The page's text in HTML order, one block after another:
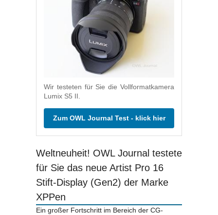
Wir testeten für Sie die Vollformatkamera
Lumix S5 II.
Zum OWL Journal Test - klick hier
Weltneuheit! OWL Journal testete
für Sie das neue Artist Pro 16
Stift-Display (Gen2) der Marke
XPPen
Ein großer Fortschritt im Bereich der CG-